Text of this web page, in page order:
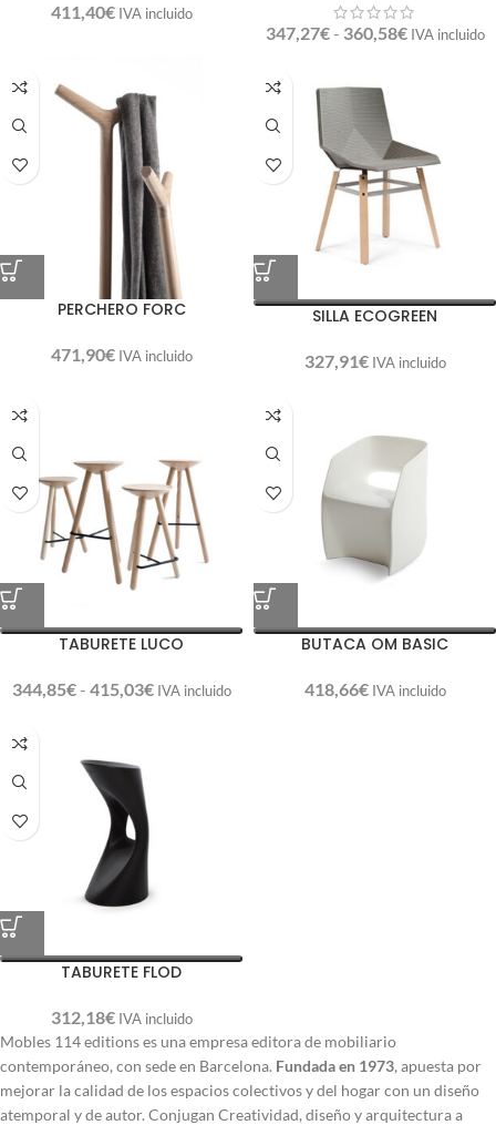
411,40€ IVA incluido
347,27€ - 360,58€ IVA incluido
PERCHERO FORC
471,90€ IVA incluido
SILLA ECOGREEN
327,91€ IVA incluido
TABURETE LUCO
344,85€ - 415,03€ IVA incluido
BUTACA OM BASIC
418,66€ IVA incluido
TABURETE FLOD
312,18€ IVA incluido
Mobles 114 editions es una empresa editora de mobiliario
contemporáneo, con sede en Barcelona. Fundada en 1973, apuesta por
mejorar la calidad de los espacios colectivos y del hogar con un diseño
atemporal y de autor. Conjugan Creatividad, diseño y arquitectura a